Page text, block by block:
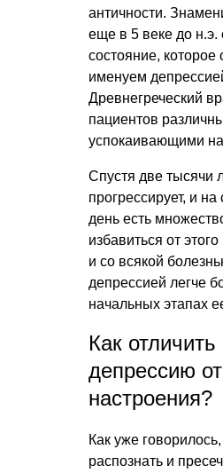
античности.
еще в 5 веке до
состояние, которое
именуем
Древнегреческий
пациентов
успокаивающими
Спустя две тысячи
прогрессирует, и
день есть
избавиться от
и со всякой
депрессией легче
начальных этапах
Как отличить
депрессию
настроения?
Как уже
распознать и